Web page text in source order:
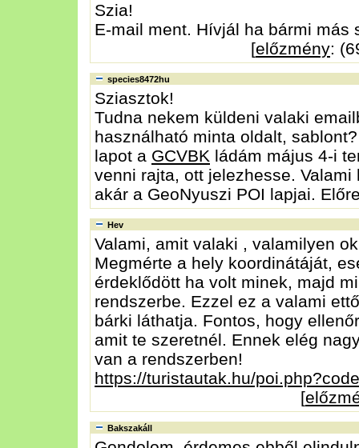
Szia!
E-mail ment. Hívjál ha bármi más
[előzmény:
species8472hu
Sziasztok!
Tudna nekem küldeni valaki
használható minta oldalt,
lapot a GCVBK ládám május 4-i
venni rajta, ott jelezhesse.
akár a GeoNyuszi POI lapjai.
Hev
Valami, amit valaki , valamilyen
Megmérte a hely koordinátáját,
érdeklődött ha volt minek, majd
rendszerbe. Ezzel ez a valami
bárki láthatja. Fontos, hogy
amit te szeretnél. Ennek elég
van a rendszerben!
https://turistautak.hu/
[
Bakszakáll